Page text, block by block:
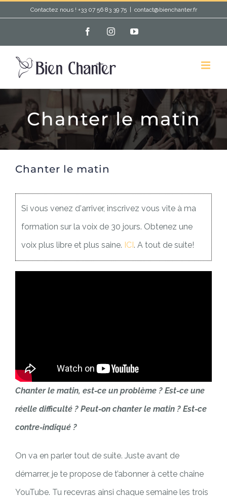
contenu
Contactez nous ! +33 07 56 83 39 75 contact@bienchanter.fr
FacebookInstagramYouTube
Chanter le matin
Chanter le matin
Si vous venez d'arriver, inscrivez vous vite à ma
formation sur la voix de 30 jours. Obtenez une
voix plus libre et plus saine. ICI . A tout de suite!
Chanter le matin, est-ce un problème ? Est-ce une
réelle difficulté ? Peut-on chanter le matin ? Est-ce
contre-indiqué ?
On va en parler tout de suite. Juste avant de
démarrer, je te propose de t’abonner à cette chaîne
YouTube. Tu recevras ainsi chaque semaine les trois